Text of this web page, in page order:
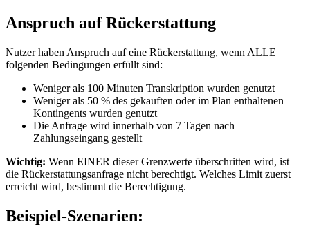
Anspruch auf Rückerstattung
Nutzer haben Anspruch auf eine Rückerstattung, wenn ALLE
folgenden Bedingungen erfüllt sind:
Weniger als 100 Minuten Transkription wurden genutzt
Weniger als 50 % des gekauften oder im Plan enthaltenen
Kontingents wurden genutzt
Die Anfrage wird innerhalb von 7 Tagen nach
Zahlungseingang gestellt
Wichtig: Wenn EINER dieser Grenzwerte überschritten wird, ist
die Rückerstattungsanfrage nicht berechtigt. Welches Limit zuerst
erreicht wird, bestimmt die Berechtigung.
Beispiel-Szenarien: